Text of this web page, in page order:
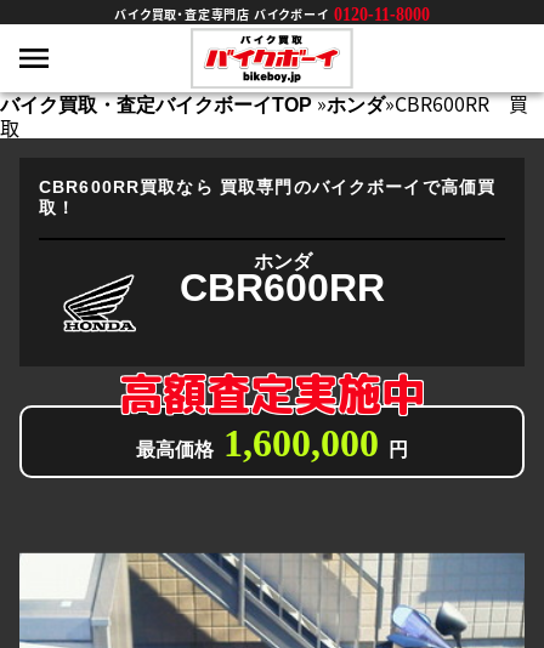
バイク買取・査定専門店 バイクボーイ 0120-11-8000
バイク買取・査定バイクボーイTOP»ホンダ»CBR600RR 買
取
CBR600RR買取なら 買取専門のバイクボーイで高価買
取！
ホンダ
CBR600RR
高額査定実施中
最高価格 1,600,000 円